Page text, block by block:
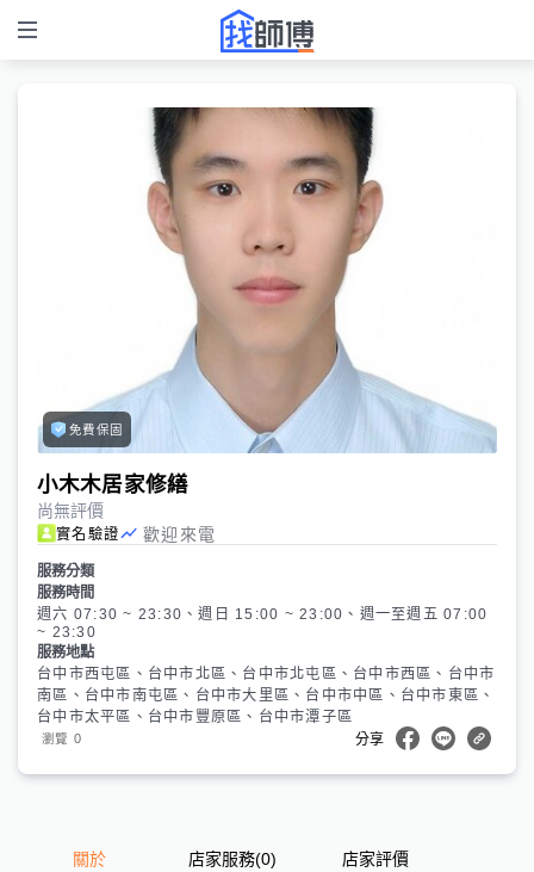
免費保固
小木木居家修繕
尚無評價
實名驗證 歡迎來電
服務分類
服務時間
週六 07:30 ~ 23:30、週日 15:00 ~ 23:00、週一至週五 07:00
~ 23:30
服務地點
台中市西屯區、台中市北區、台中市北屯區、台中市西區、台中市
南區、台中市南屯區、台中市大里區、台中市中區、台中市東區、
台中市太平區、台中市豐原區、台中市潭子區
瀏覽 0 分享
關於 店家服務(0) 店家評價